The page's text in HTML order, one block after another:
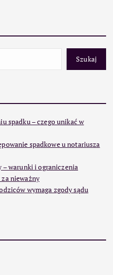
Szukaj
spadku – czego unikać w
spadkowe u notariusza
warunki i ograniczenia
nieważny
wymaga zgody sądu